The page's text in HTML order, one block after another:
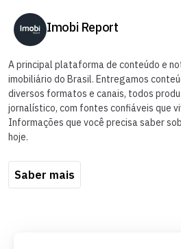
Imobi Report
A principal plataforma de conteúdo e
imobiliário do Brasil. Entregamos
diversos formatos e canais, todos
jornalístico, com fontes confiáveis que
Informações que você precisa saber
hoje.
Saber mais